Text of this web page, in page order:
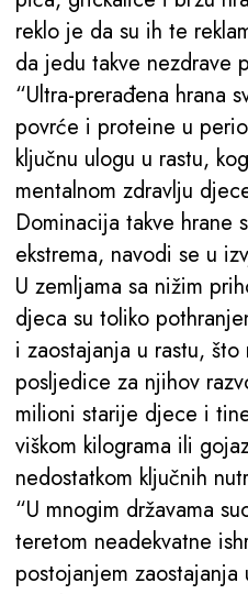
reklo je da su ih te
da jedu takve nezdrave
“Ultra-prerađena hrana
povrće i proteine u
ključnu ulogu u rastu,
mentalnom zdravlju
Dominacija takve hrane
ekstrema, navodi se u
U zemljama sa nižim
djeca su toliko
i zaostajanja u rastu,
posljedice za njihov
milioni starije djece i
viškom kilograma ili
nedostatkom ključnih
“U mnogim državama
teretom neadekvatne
postojanjem zaostajanja